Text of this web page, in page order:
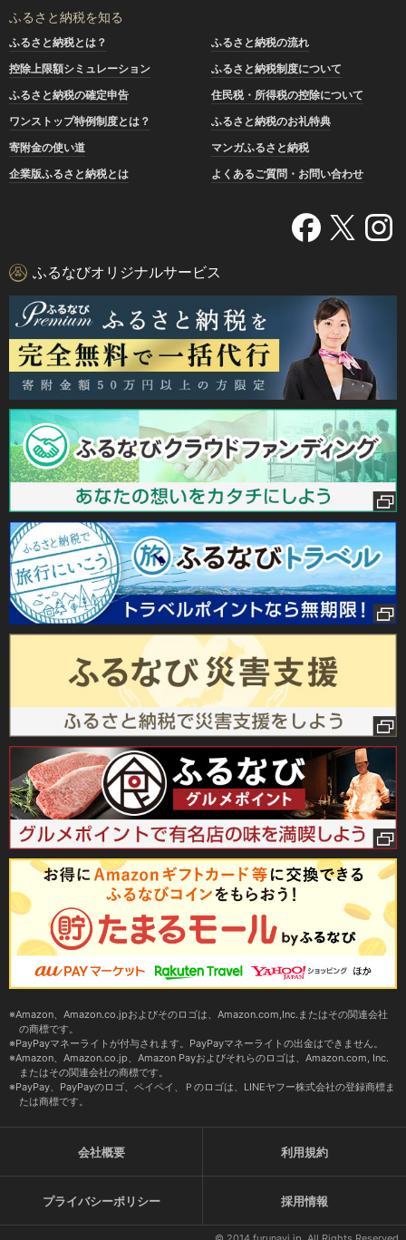
ふるさと納税を知る
ふるさと納税とは？
ふるさと納税の流れ
控除上限額シミュレーション
ふるさと納税制度について
ふるさと納税の確定申告
住民税・所得税の控除について
ワンストップ特例制度とは？
ふるさと納税のお礼特典
寄附金の使い道
マンガふるさと納税
企業版ふるさと納税とは
よくあるご質問・お問い合わせ
ふるなびオリジナルサービス
Amazon、Amazon.co.jpおよびそのロゴは、Amazon.com,Inc.またはその関連会社
の商標です。
PayPayマネーライトが付与されます。PayPayマネーライトの出金はできません。
Amazon、Amazon.co.jp、Amazon Payおよびそれらのロゴは、Amazon.com, Inc.
またはその関連会社の商標です。
PayPay、PayPayのロゴ、ペイペイ、Ｐのロゴは、LINEヤフー株式会社の登録商標ま
たは商標です。
会社概要 利用規約
プライバシーポリシー 採用情報